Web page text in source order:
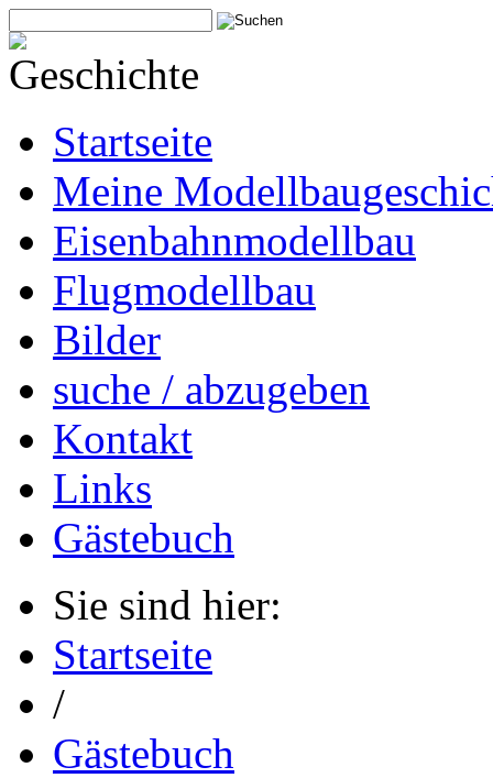
Startseite
Meine
Eisenbahnmodellbau
Flugmodellbau
Bilder
suche / abzugeben
Kontakt
Links
Gästebuch
Sie sind hier:
Startseite
/
Gästebuch